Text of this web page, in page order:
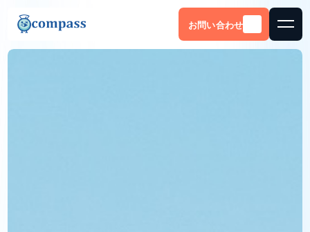
お問い合わせ